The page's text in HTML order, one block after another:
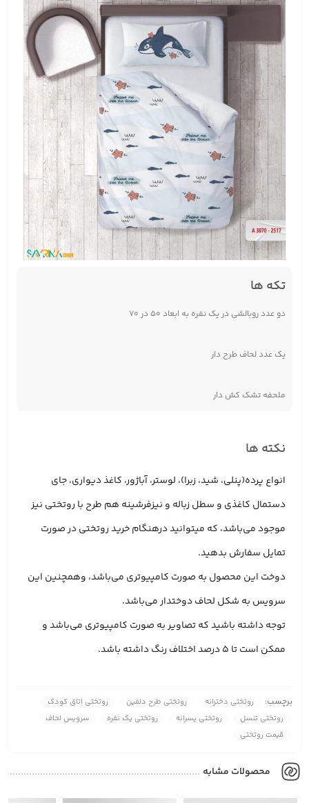
تکه ها
دو عدد روبالشی در یک نفره به ابعاد ۵۰ در ۷۰
یک عدد لحاف طرح دار
ملحفه تشک کش دار
نکته ها
انواع پرده(پنلی، شید، زبرا)، لوستر، آباژور، کاغذ دیواری، جای
دستمال کاغذی و سطل زباله و نیزفرشینه هم طرح با روتختی نیز
موجود می‌باشد، که میتوانید درهنگام خرید روتختی در صورت
تمایل سفارش بدهید.
دوخت این محصول به صورت کامپیوتری می‌باشد، وهمچنین این
سرویس به شکل لحاف دوختدار می‌باشد.
توجه داشته باشید که تصاویر به صورت کامپیوتری می‌باشد و
ممکن است تا 5 درصد اختلاف رنگ داشته باشد.
برچسب: روتختی دخترانه روتختی طرح دلفین
روتختی اتاق کودک
روتختی تنسل
روتختی پسرانه روتختی یک نفره
سرویس لحاف
قیمت روتختی
محصولات مشابه